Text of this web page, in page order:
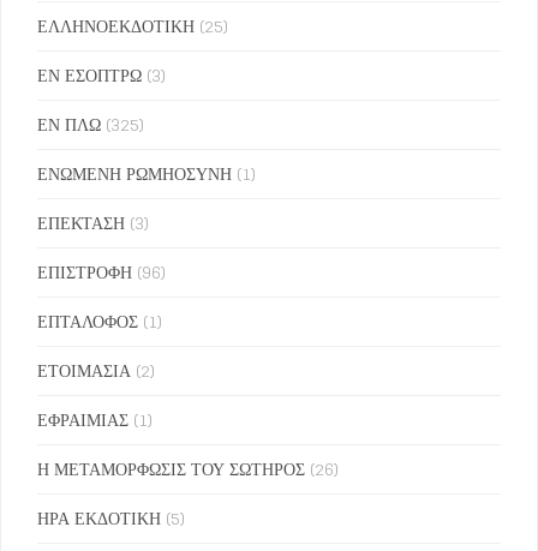
ΕΛΛΗΝΟΕΚΔΟΤΙΚΗ (25)
ΕΝ ΕΣΟΠΤΡΩ (3)
ΕΝ ΠΛΩ (325)
ΕΝΩΜΕΝΗ ΡΩΜΗΟΣΥΝΗ (1)
ΕΠΕΚΤΑΣΗ (3)
ΕΠΙΣΤΡΟΦΗ (96)
ΕΠΤΑΛΟΦΟΣ (1)
ΕΤΟΙΜΑΣΙΑ (2)
ΕΦΡΑΙΜΙΑΣ (1)
Η ΜΕΤΑΜΟΡΦΩΣΙΣ ΤΟΥ ΣΩΤΗΡΟΣ (26)
ΗΡΑ ΕΚΔΟΤΙΚΗ (5)